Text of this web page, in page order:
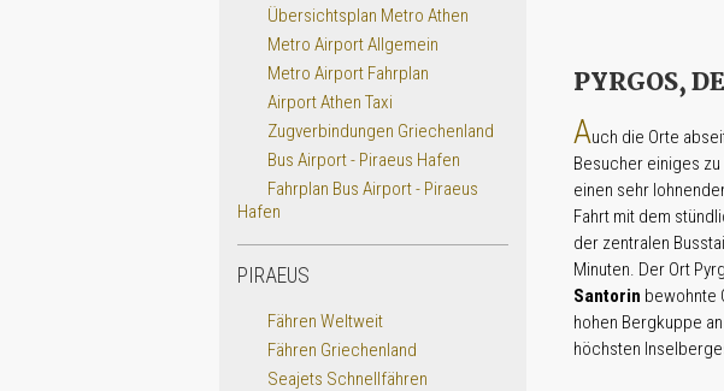
Übersichtsplan Metro Athen
Metro Airport Allgemein
Metro Airport Fahrplan
Airport Athen Taxi
Zugverbindungen Griechenland
Bus Airport - Piraeus Hafen
Fahrplan Bus Airport - Piraeus
Hafen
PIRAEUS
Fähren Weltweit
Fähren Griechenland
Seajets Schnellfähren
PYRGOS,
Auch die Orte
Besucher einiges
einen sehr
Fahrt mit dem
der zentralen
Minuten. Der Ort
Santorin bewohnte
hohen Bergkuppe
höchsten